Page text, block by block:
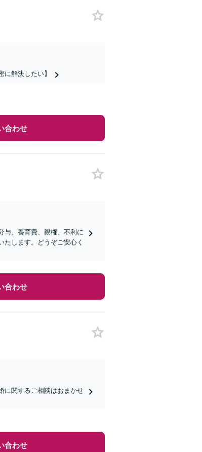
解決したい】
合わせ
与、養育費、親権、不利に
たします。どうぞご安心く
合わせ
に関するご相談はおまかせ
合わせ